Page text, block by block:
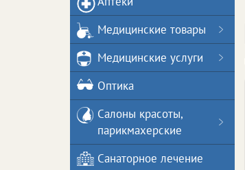
Медицинские товары
Медицинские услуги
Оптика
Салоны красоты,
парикмахерские
Санаторное лечение